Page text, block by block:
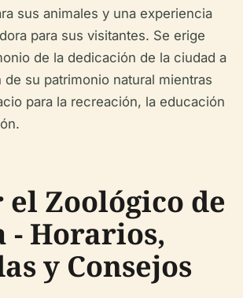
sus animales y una experiencia
para sus visitantes. Se erige
de la dedicación de la ciudad a
de su patrimonio natural mientras
para la recreación, la educación
Zoológico de
- Horarios,
y Consejos